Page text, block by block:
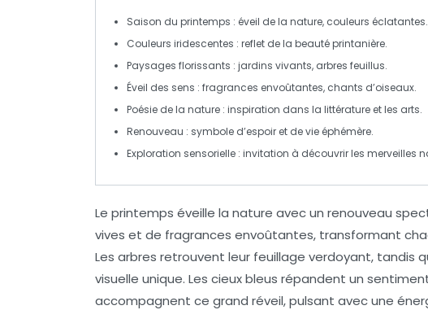
Saison du printemps : éveil de la nature, couleurs éclatantes.
Couleurs iridescentes : reflet de la beauté printanière.
Paysages florissants : jardins vivants, arbres feuillus.
Éveil des sens : fragrances envoûtantes, chants d’oiseaux.
Poésie de la nature : inspiration dans la littérature et les arts.
Renouveau : symbole d’espoir et de vie éphémère.
Exploration sensorielle : invitation à découvrir les merveilles
Le printemps éveille la nature avec un renouveau
vives et de fragrances envoûtantes, transformant
Les arbres retrouvent leur feuillage verdoyant, tandis
visuelle unique. Les cieux bleus répandent un
accompagnent ce grand réveil, pulsant avec une